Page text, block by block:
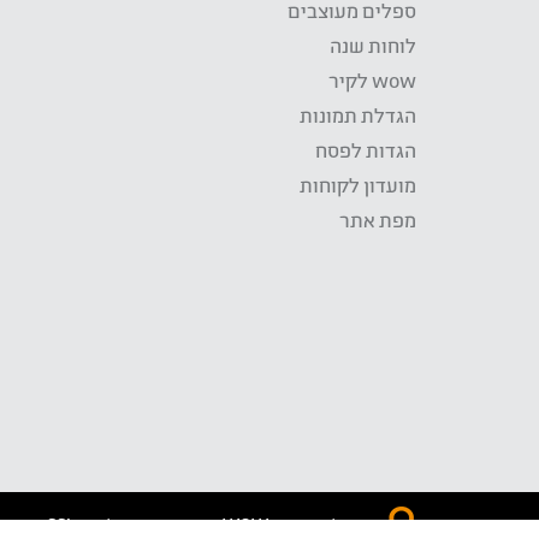
ספלים מעוצבים
לוחות שנה
wow לקיר
הגדלת תמונות
הגדות לפסח
מועדון לקוחות
מפת אתר
התשלום באתר WOW מאובטח בטכנולוגית SSL